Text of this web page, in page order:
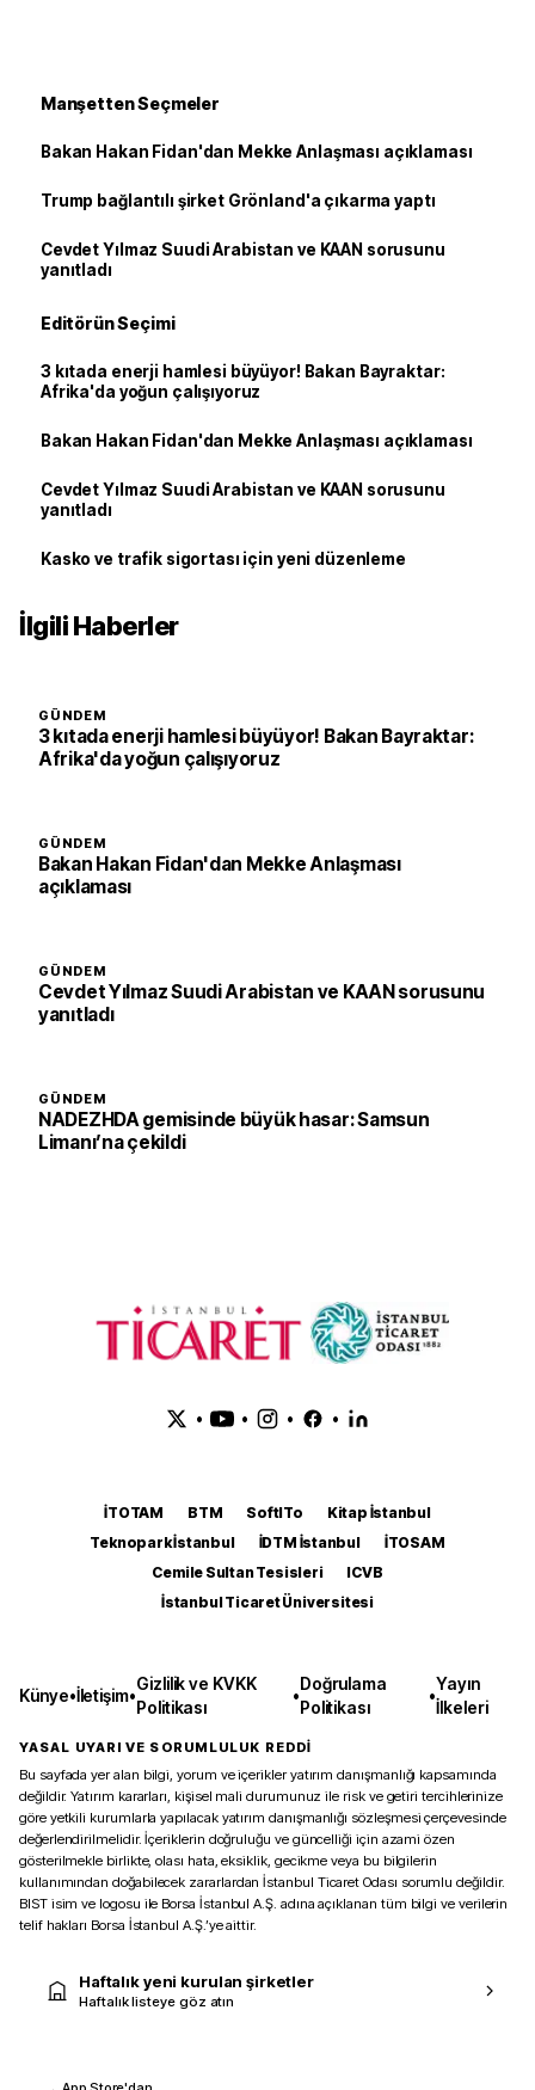
Manşetten Seçmeler
Bakan Hakan Fidan'dan Mekke Anlaşması açıklaması
Trump bağlantılı şirket Grönland'a çıkarma yaptı
Cevdet Yılmaz Suudi Arabistan ve KAAN sorusunu
yanıtladı
Editörün Seçimi
3 kıtada enerji hamlesi büyüyor! Bakan Bayraktar:
Afrika'da yoğun çalışıyoruz
Bakan Hakan Fidan'dan Mekke Anlaşması açıklaması
Cevdet Yılmaz Suudi Arabistan ve KAAN sorusunu
yanıtladı
Kasko ve trafik sigortası için yeni düzenleme
İlgili Haberler
GÜNDEM
3 kıtada enerji hamlesi büyüyor! Bakan Bayraktar:
Afrika'da yoğun çalışıyoruz
GÜNDEM
Bakan Hakan Fidan'dan Mekke Anlaşması
açıklaması
GÜNDEM
Cevdet Yılmaz Suudi Arabistan ve KAAN sorusunu
yanıtladı
GÜNDEM
NADEZHDA gemisinde büyük hasar: Samsun
Limanı’na çekildi
• • • •
İTOTAM BTM SoftITo
Kitap İstanbul
Teknopark İstanbul
İDTM İstanbul
İTOSAM
Cemile Sultan Tesisleri
ICVB
İstanbul Ticaret Üniversitesi
Künye•İletişim•
Gizlilik ve KVKK
Politikası
•
Doğrulama
Politikası
•
Yayın
İlkeleri
YASAL UYARI VE SORUMLULUK REDDİ
Bu sayfada yer alan bilgi, yorum ve içerikler yatırım danışmanlığı kapsamında
değildir. Yatırım kararları, kişisel mali durumunuz ile risk ve getiri tercihlerinize
göre yetkili kurumlarla yapılacak yatırım danışmanlığı sözleşmesi çerçevesinde
değerlendirilmelidir. İçeriklerin doğruluğu ve güncelliği için azami özen
gösterilmekle birlikte, olası hata, eksiklik, gecikme veya bu bilgilerin
kullanımından doğabilecek zararlardan İstanbul Ticaret Odası sorumlu değildir.
BIST isim ve logosu ile Borsa İstanbul A.Ş. adına açıklanan tüm bilgi ve verilerin
telif hakları Borsa İstanbul A.Ş.’ye aittir.
Haftalık yeni kurulan şirketler
Haftalık listeye göz atın